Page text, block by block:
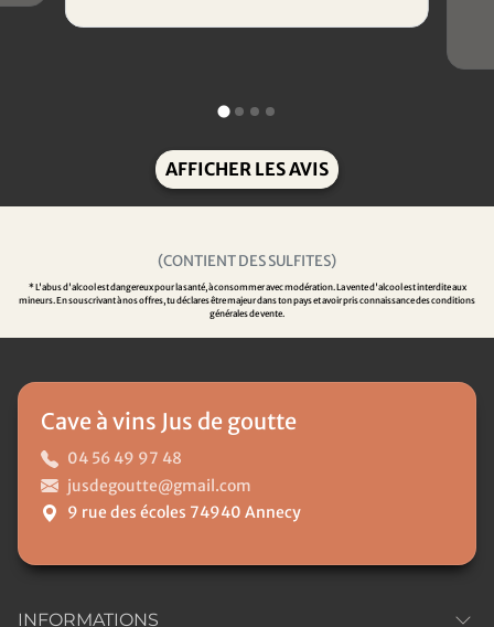
AFFICHER LES AVIS
(CONTIENT DES SULFITES)
* L'abus d'alcool est dangereux pour la santé, à consommer avec modération. La vente d'alcool est interdite aux
mineurs. En souscrivant à nos offres, tu déclares être majeur dans ton pays et avoir pris connaissance des conditions
générales de vente.
Cave à vins Jus de goutte
04 56 49 97 48
jusdegoutte@gmail.com
9 rue des écoles 74940 Annecy
INFORMATIONS